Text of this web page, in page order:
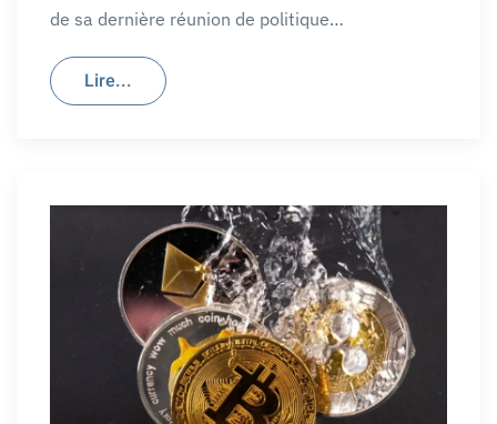
de sa dernière réunion de politique…
Lire...